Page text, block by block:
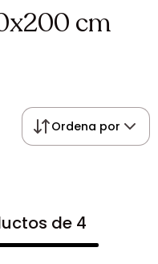
cm
Ordena por
de 4